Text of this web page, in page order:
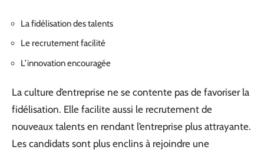
La fidélisation des talents
Le recrutement facilité
L’innovation encouragée
La culture d’entreprise ne se contente pas de favoriser la
fidélisation. Elle facilite aussi le recrutement de
nouveaux talents en rendant l’entreprise plus attrayante.
Les candidats sont plus enclins à rejoindre une